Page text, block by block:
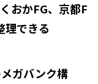
おかFG、京都F
理できる
ガバンク構